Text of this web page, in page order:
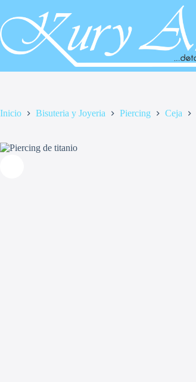
contenido
Inicio Bisuteria y Joyeria Piercing Ceja